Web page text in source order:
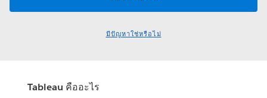
มีปัญหาใช่หรือไม่
Tableau คืออะไร